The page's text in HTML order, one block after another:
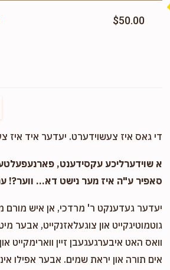
$50.00
די גאס איז צעשוידערט. יעדער איד איז
א שוידערליכע עקסידענט,
סאפיר ע"ה איז מער נישט דא... ווער?!
יעדער געדענקט ר' מרדכי, אן איש מורם
גוטמוטיגקייט און צוגעלאזנקייט,
וואס האט איבערגעגעבן זיין ווארימקייט
אים תורה און יראת שמים. אבער אפילו